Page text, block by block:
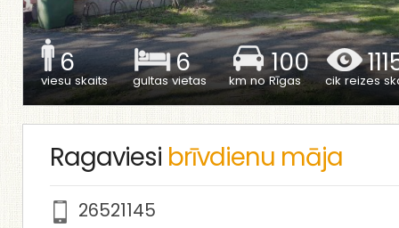
6
viesu skaits
6
gultas vietas
100
km no Rīgas cik reizes
Ragaviesi brīvdienu māja
26521145